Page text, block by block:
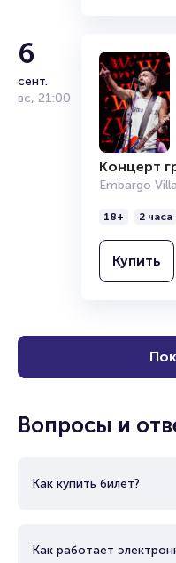
6
сент.
вс, 21:00
Концерт
Embargo Villa
18+ 2 часа
Купить
Вопросы и
Как купить билет?
Как работает